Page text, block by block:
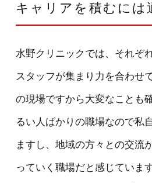
キャリアを積むには
水野クリニックでは、それぞ
スタッフが集まり力を合わせ
の現場ですから大変なことも
るい人ばかりの職場なので私
ますし、地域の方々との交流
っていく職場だと感じていま